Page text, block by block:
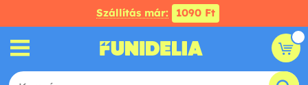
Szállítás már: 1090 Ft